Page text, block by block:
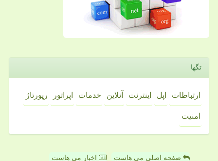
تگها
ارتباطات اپل اینترنت آنلاین خدمات اپراتور رپورتاژ
امنیت
صفحه اصلی می هاست اخبار می هاست